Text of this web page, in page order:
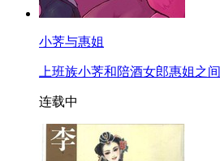
小荠与惠姐
上班族小荠和陪酒女郎惠姐之
连载中